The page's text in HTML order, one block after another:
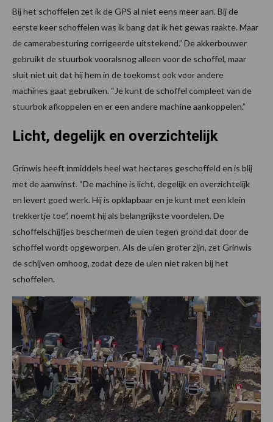
Bij het schoffelen zet ik de GPS al niet eens meer aan. Bij de
eerste keer schoffelen was ik bang dat ik het gewas raakte. Maar
de camerabesturing corrigeerde uitstekend.” De akkerbouwer
gebruikt de stuurbok vooralsnog alleen voor de schoffel, maar
sluit niet uit dat hij hem in de toekomst ook voor andere
machines gaat gebruiken. “Je kunt de schoffel compleet van de
stuurbok afkoppelen en er een andere machine aankoppelen.”
Licht, degelijk en overzichtelijk
Grinwis heeft inmiddels heel wat hectares geschoffeld en is blij
met de aanwinst. “De machine is licht, degelijk en overzichtelijk
en levert goed werk. Hij is opklapbaar en je kunt met een klein
trekkertje toe”, noemt hij als belangrijkste voordelen. De
schoffelschijfjes beschermen de uien tegen grond dat door de
schoffel wordt opgeworpen. Als de uien groter zijn, zet Grinwis
de schijven omhoog, zodat deze de uien niet raken bij het
schoffelen.